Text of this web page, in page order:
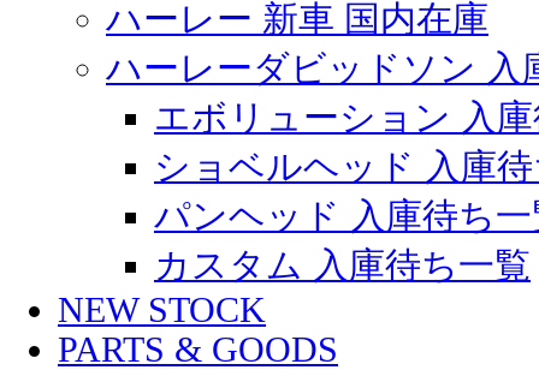
ハーレー 新車 国内在庫
ハーレーダビッドソン 入
エボリューション 入
ショベルヘッド 入庫
パンヘッド 入庫待ち一
カスタム 入庫待ち一覧
NEW STOCK
PARTS & GOODS